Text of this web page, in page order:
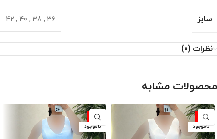
سایز 36
,
38
,
40
,
42
نظرات (0)
محصولات مشابه
-10%
ناموجود
-10%
ناموجود